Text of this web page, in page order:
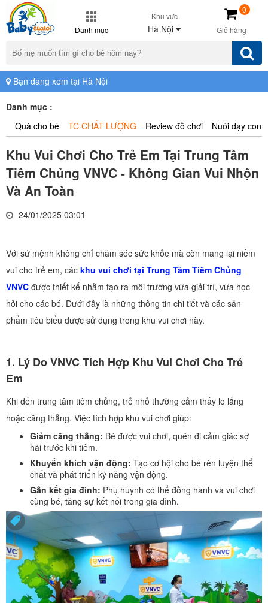
Danh mục
Khu vực
Hà Nội Giỏ hàng
0
Bạn đang xem tại Hà Nội
Danh mục :
Quà cho bé
TC CHẤT LƯỢNG Review đồ chơi Nuôi dạy con
Khu Vui Chơi Cho Trẻ Em Tại Trung Tâm
Tiêm Chủng VNVC - Không Gian Vui Nhộn
Và An Toàn
24/01/2025 03:01
Với sứ mệnh không chỉ chăm sóc sức khỏe mà còn mang lại niềm
vui cho trẻ em, các khu vui chơi tại Trung Tâm Tiêm Chủng
VNVC được thiết kế nhằm tạo ra môi trường vừa giải trí, vừa học
hỏi cho các bé. Dưới đây là những thông tin chi tiết và các sản
phẩm tiêu biểu được sử dụng trong khu vui chơi này.
1. Lý Do VNVC Tích Hợp Khu Vui Chơi Cho Trẻ
Em
Khi đến trung tâm tiêm chủng, trẻ nhỏ thường cảm thấy lo lắng
hoặc căng thẳng. Việc tích hợp khu vui chơi giúp:
Giảm căng thẳng: Bé được vui chơi, quên đi cảm giác sợ
hãi trước khi tiêm.
Khuyến khích vận động: Tạo cơ hội cho bé rèn luyện thể
chất và phát triển kỹ năng vận động.
Gắn kết gia đình: Phụ huynh có thể đồng hành và vui chơi
cùng bé, tăng sự kết nối trong gia đình.